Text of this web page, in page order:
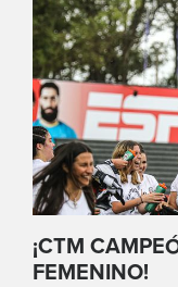
¡CTM
FEMENINO!